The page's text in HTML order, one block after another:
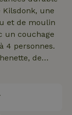
une
et de moulin
un couchage
4 personnes.
de
en torchis, des
naturellement
la fois des